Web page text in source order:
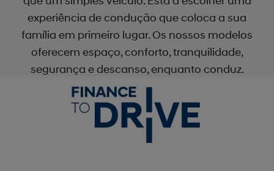
experiência de condução que coloca a sua
família em primeiro lugar. Os nossos modelos
oferecem espaço, conforto, tranquilidade,
segurança e descanso, enquanto conduz.